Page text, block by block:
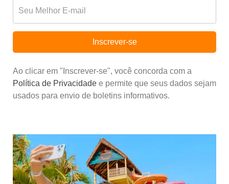
Inscrever-se
Ao clicar em "Inscrever-se", você concorda com a
Política de Privacidade e permite que seus dados sejam
usados para envio de boletins informativos.